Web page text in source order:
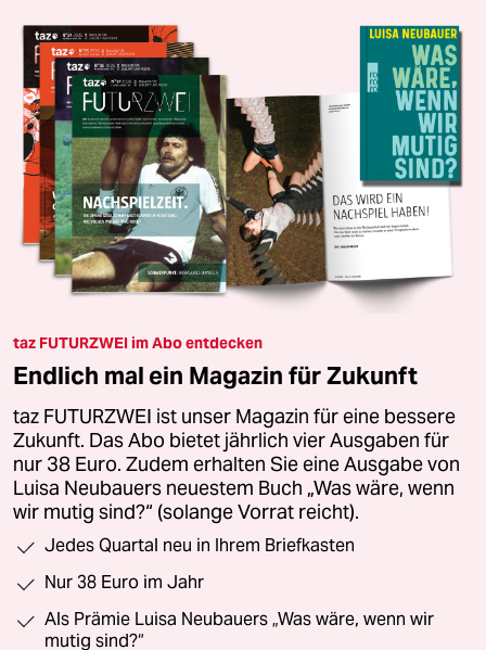
taz FUTURZWEI im Abo entdecken
Endlich mal ein Magazin für Zukunft
taz FUTURZWEI ist unser Magazin für eine bessere
Zukunft. Das Abo bietet jährlich vier Ausgaben für
nur 38 Euro. Zudem erhalten Sie eine Ausgabe von
Luisa Neubauers neuestem Buch „Was wäre, wenn
wir mutig sind?“ (solange Vorrat reicht).
Jedes Quartal neu in Ihrem Briefkasten
Nur 38 Euro im Jahr
Als Prämie Luisa Neubauers „Was wäre, wenn wir
mutig sind?“